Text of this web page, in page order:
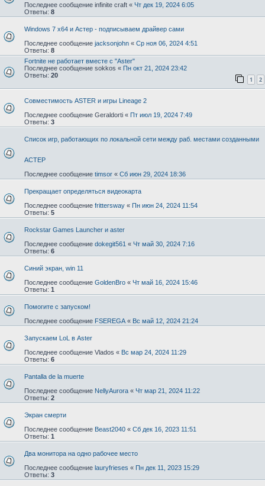
Последнее сообщение infinite craft « Чт дек 19, 2024 6:05
Ответы: 8
Windows 7 x64 и Астер - подписываем драйвер сами
Последнее сообщение jacksonjohn « Ср ноя 06, 2024 4:51
Ответы: 8
Fortnite не работает вместе с "Aster"
Последнее сообщение sokkos « Пн окт 21, 2024 23:42
Ответы: 20
1 2
Совместимость ASTER и игры Lineage 2
Последнее сообщение Geraldorti « Пт июл 19, 2024 7:49
Ответы: 3
Список игр, работающих по локальной сети между раб. местами созданными
АСТЕР
Последнее сообщение timsor « Сб июн 29, 2024 18:36
Прекращает определяться видеокарта
Последнее сообщение frittersway « Пн июн 24, 2024 11:54
Ответы: 5
Rockstar Games Launcher и aster
Последнее сообщение dokegit561 « Чт май 30, 2024 7:16
Ответы: 6
Синий экран, win 11
Последнее сообщение GoldenBro « Чт май 16, 2024 15:46
Ответы: 1
Помогите с запуском!
Последнее сообщение FSEREGA « Вс май 12, 2024 21:24
Запускаем LoL в Aster
Последнее сообщение Vlados « Вс мар 24, 2024 11:29
Ответы: 6
Pantalla de la muerte
Последнее сообщение NellyAurora « Чт мар 21, 2024 11:22
Ответы: 2
Экран смерти
Последнее сообщение Beast2040 « Сб дек 16, 2023 11:51
Ответы: 1
Два монитора на одно рабочее место
Последнее сообщение lauryfrieses « Пн дек 11, 2023 15:29
Ответы: 3